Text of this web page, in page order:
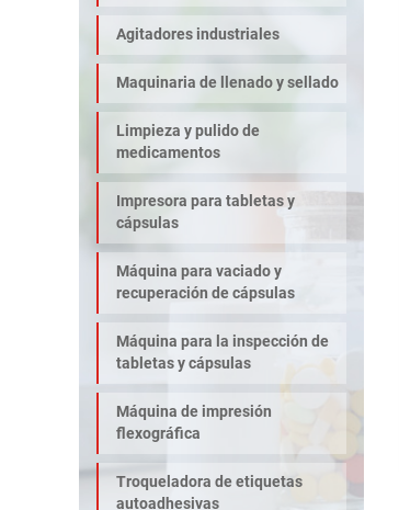
Agitadores industriales
Maquinaria de llenado y sellado
Limpieza y pulido de
medicamentos
Impresora para tabletas y
cápsulas
Máquina para vaciado y
recuperación de cápsulas
Máquina para la inspección de
tabletas y cápsulas
Máquina de impresión
flexográfica
Troqueladora de etiquetas
autoadhesivas